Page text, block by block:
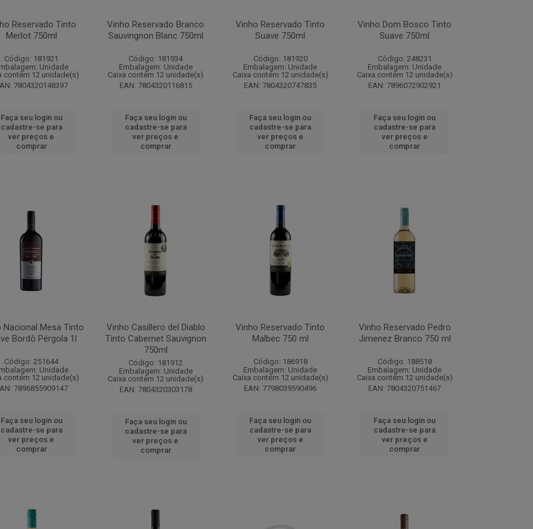
Reservado Tinto
Merlot 750ml
Código: 181921
Unidade
contém 12 unidade(s)
7804320148397
Faça seu login ou
cadastre-se para
ver preços e
comprar
Vinho Reservado Branco
Sauvingnon Blanc 750ml
Código: 181934
Embalagem: Unidade
Caixa contém 12 unidade(s)
EAN: 7804320116815
Faça seu login ou
cadastre-se para
ver preços e
comprar
Vinho Reservado Tinto
Suave 750ml
Código: 181920
Embalagem: Unidade
Caixa contém 12 unidade(s)
EAN: 7804320747835
Faça seu login ou
cadastre-se para
ver preços e
comprar
Vinho Dom Bosco Tinto
Suave 750ml
Código: 248231
Embalagem: Unidade
Caixa contém 12 unidade(s)
EAN: 7896072902921
Faça seu login ou
cadastre-se para
ver preços e
comprar
Nacional Mesa Tinto
Bordô Pérgola 1l
Código: 251644
Unidade
contém 12 unidade(s)
7896855909147
Faça seu login ou
cadastre-se para
ver preços e
comprar
Vinho Casillero del Diablo
Tinto Cabernet Sauvignon
750ml
Código: 181912
Embalagem: Unidade
Caixa contém 12 unidade(s)
EAN: 7804320303178
Faça seu login ou
cadastre-se para
ver preços e
comprar
Vinho Reservado Tinto
Malbec 750 ml
Código: 186918
Embalagem: Unidade
Caixa contém 12 unidade(s)
EAN: 7798039590496
Faça seu login ou
cadastre-se para
ver preços e
comprar
Vinho Reservado Pedro
Jimenez Branco 750 ml
Código: 188518
Embalagem: Unidade
Caixa contém 12 unidade(s)
EAN: 7804320751467
Faça seu login ou
cadastre-se para
ver preços e
comprar